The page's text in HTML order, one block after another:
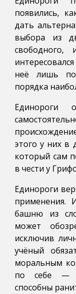
появились,
дать
выбора из
неё лишь
порядка
Единороги
этого у них в
который сам
в чести у
Единороги
применения.
башню из
может
исключив
учёный
моральным
по себе —
способны